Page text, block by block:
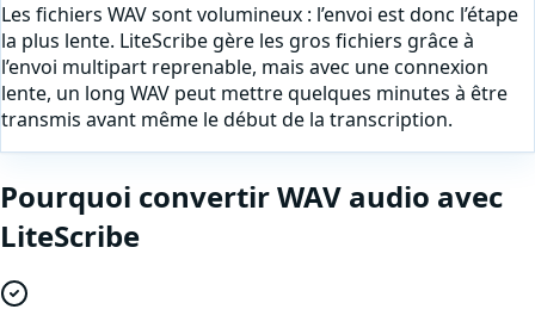
Les fichiers WAV sont volumineux : l’envoi est donc l’étape
la plus lente. LiteScribe gère les gros fichiers grâce à
l’envoi multipart reprenable, mais avec une connexion
lente, un long WAV peut mettre quelques minutes à être
transmis avant même le début de la transcription.
Pourquoi convertirWAV audio avec
LiteScribe